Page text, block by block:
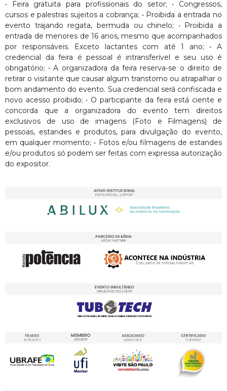
• Feira gratuita para profissionais do setor; • Congressos,
cursos e palestras sujeitos a cobrança; • Proibida a entrada no
evento trajando regata, bermuda ou chinelo; • Proibida a
entrada de menores de 16 anos, mesmo que acompanhados
por responsáveis. Exceto lactantes com até 1 ano; • A
credencial da feira é pessoal é intransferível e seu uso é
obrigatório; • A organizadora da feira reserva-se o direito de
retirar o visitante que causar algum transtorno ou atrapalhar o
bom andamento do evento. Sua credencial será confiscada e
novo acesso proibido; • O participante da feira está ciente e
concorda que a organizadora do evento tem direitos
exclusivos de uso de imagens (Foto e Filmagens) de
pessoas, estandes e produtos, para divulgação do evento,
em qualquer momento; • Fotos e/ou filmagens de estandes
e/ou produtos só podem ser feitas com expressa autorização
do expositor.